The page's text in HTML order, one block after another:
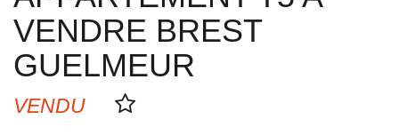
Nos métiers
Syndic de copropriété
Transactions immobilières
VENDRE BREST
GUELMEUR
VENDU